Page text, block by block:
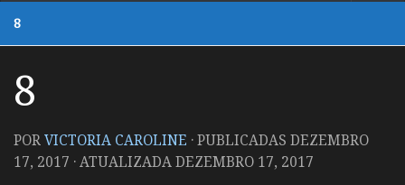
8
8
PORVICTORIA CAROLINE · PUBLICADAS DEZEMBRO
17, 2017 · ATUALIZADADEZEMBRO 17, 2017